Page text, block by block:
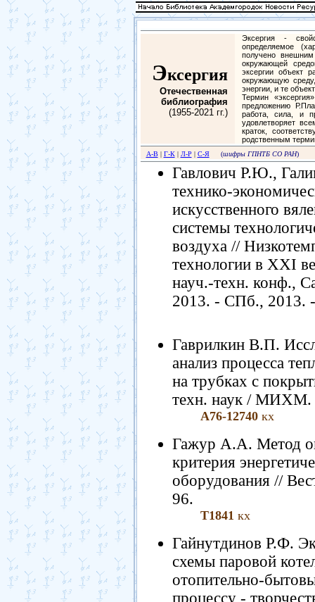
Эксергия
Отечественная
библиография
(1955-2021 гг.)
Эксергия -
определяемое
получено
окружающей
эксергии объект
окружающую
энергии, и те
Термин
предложению
работа, сила, и
удовлетворяет
краток,
родственным
А-В| Г-К| Л-Р | С-Я (шифры ГПНТБ СО РАН)
Гавлович Р.Ю.,
технико-
искусственного
системы
воздуха //
технологии в ХХI
науч.-техн. конф.,
2013. - СПб., 2013.
Гаврилкин В.П.
анализ процесса
на трубках с
техн. наук / МИХМ.
А76-12740 кх
Гажур А.А. Метод
критерия
оборудования //
96.
Т1841 кх
Гайнутдинов Р.Ф.
схемы паровой
отопительно-
процессу -